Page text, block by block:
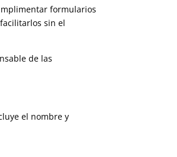
formularios
sin el
de las
el nombre y